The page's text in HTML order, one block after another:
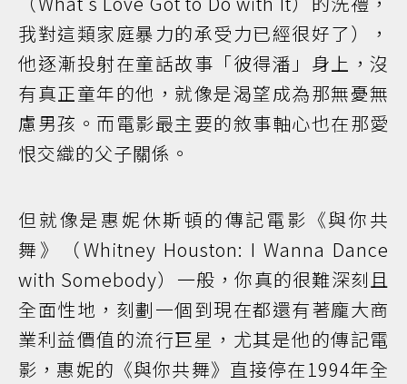
我對這類家庭暴力的承受力已經很好了），
他逐漸投射在童話故事「彼得潘」身上，沒
有真正童年的他，就像是渴望成為那無憂無
慮男孩。而電影最主要的敘事軸心也在那愛
恨交織的父子關係。
但就像是惠妮休斯頓的傳記電影《與你共
舞》（Whitney Houston: I Wanna Dance
with Somebody）一般，你真的很難深刻且
全面性地，刻劃一個到現在都還有著龐大商
業利益價值的流行巨星，尤其是他的傳記電
影，惠妮的《與你共舞》直接停在1994年全